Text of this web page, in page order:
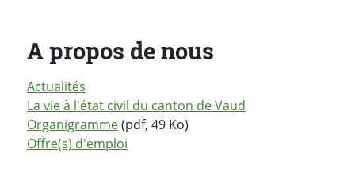
A propos de nous
Actualités
La vie à l'état civil du canton de Vaud
Organigramme(pdf, 49 Ko)
Offre(s) d'emploi